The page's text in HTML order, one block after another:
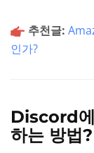
추천글:
인가?
Discord
하는 방법